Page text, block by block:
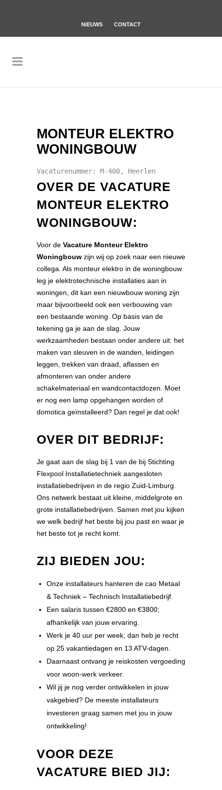
NIEUWS CONTACT
MONTEUR ELEKTRO
WONINGBOUW
Vacaturenummer: M-400, Heerlen
OVER DE VACATURE
MONTEUR ELEKTRO
WONINGBOUW:
Voor de Vacature Monteur Elektro
Woningbouw zijn wij op zoek naar een nieuwe
collega. Als monteur elektro in de woningbouw
leg je elektrotechnische installaties aan in
woningen, dit kan een nieuwbouw woning zijn
maar bijvoorbeeld ook een verbouwing van
een bestaande woning. Op basis van de
tekening ga je aan de slag. Jouw
werkzaamheden bestaan onder andere uit: het
maken van sleuven in de wanden, leidingen
leggen, trekken van draad, aflassen en
afmonteren van onder andere
schakelmateriaal en wandcontactdozen. Moet
er nog een lamp opgehangen worden of
domotica geïnstalleerd? Dan regel je dat ook!
OVER DIT BEDRIJF:
Je gaat aan de slag bij 1 van de bij Stichting
Flexpool Installatietechniek aangesloten
installatiebedrijven in de regio Zuid-Limburg.
Ons netwerk bestaat uit kleine, middelgrote en
grote installatiebedrijven. Samen met jou kijken
we welk bedrijf het beste bij jou past en waar je
het beste tot je recht komt.
ZIJ BIEDEN JOU:
Onze installateurs hanteren de cao Metaal
& Techniek – Technisch Installatiebedrijf.
Een salaris tussen €2800 en €3800;
afhankelijk van jouw ervaring.
Werk je 40 uur per week, dan heb je recht
op 25 vakantiedagen en 13 ATV-dagen.
Daarnaast ontvang je reiskosten vergoeding
voor woon-werk verkeer.
Wil jij je nog verder ontwikkelen in jouw
vakgebied? De meeste installateurs
investeren graag samen met jou in jouw
ontwikkeling!
VOOR DEZE
VACATURE BIED JIJ: